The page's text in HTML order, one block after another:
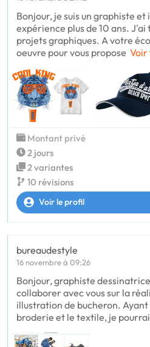
Bonjour, je suis un graphiste
expérience plus de 10 ans.
projets graphiques. A votre
oeuvre pour vous propose Voir
Montant privé
2 jours
2 variantes
10 révisions
Voir le profil
bureaudestyle
16 novembre à 09:26
Bonjour, graphiste
collaborer avec vous sur la
illustration de bucheron.
broderie et le textile, je